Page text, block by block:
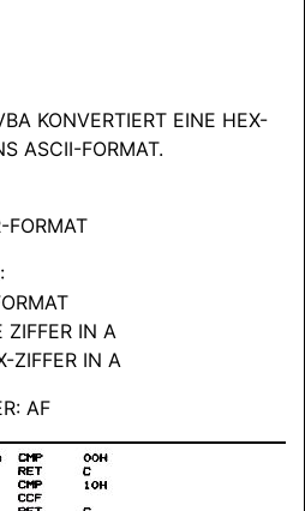
KONVERTIERT EINE HEX-
ASCII-FORMAT.
FORMAT
ZIFFER IN A
ZIFFER IN A
AF